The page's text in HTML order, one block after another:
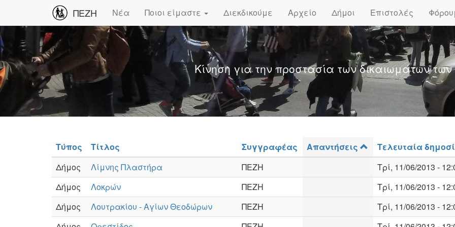
ΠΕΖΗ Νέα Ποιοι είμαστε Διεκδικούμε Αρχείο Δήμοι Επιστολές
Κίνηση για την προστασία των δικαιωμάτων
Τύπος Τίτλος Συγγραφέας Απαντήσεις
Τελευταία
Δήμος
Λίμνης Πλαστήρα ΠΕΖΗ
Τρί, 11/06/2013 -
Δήμος
Λοκρών ΠΕΖΗ
Τρί, 11/06/2013 -
Δήμος
Λουτρακίου - Αγίων Θεοδώρων ΠΕΖΗ
Τρί, 11/06/2013 -